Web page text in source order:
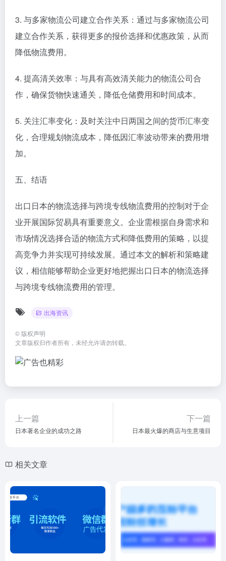
3. 与多家物流公司建立合作关系：通过与多家物流公司
建立合作关系，获得更多的报价选择和优惠政策，从而
降低物流费用。
4. 提高清关效率：与具有高效清关能力的物流公司合
作，确保货物快速通关，降低仓储费用和时间成本。
5. 关注汇率变化：及时关注中日两国之间的货币汇率变
化，合理规划物流成本，降低因汇率波动带来的费用增
加。
五、结语
出口日本的物流选择与跨境专线物流费用的控制对于企
业开展国际贸易具有重要意义。企业需根据自身需求和
市场情况选择合适的物流方式和降低费用的策略，以提
高竞争力并实现可持续发展。通过本文的解析和策略建
议，相信能够帮助企业更好地把握出口日本的物流选择
与跨境专线物流费用的管理。
出海资讯
© 版权声明
文章版权归作者所有，未经允许请勿转载。
上一篇
日本著名企业的成功之路
下一篇
日本最火爆的商店与生意项目
相关文章